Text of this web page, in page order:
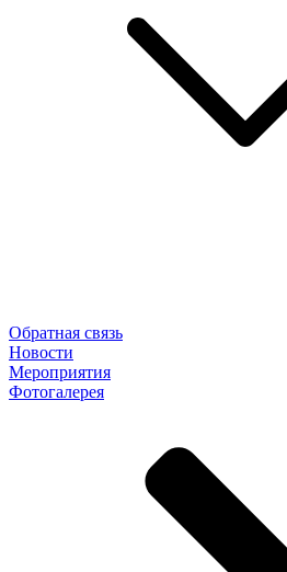
Обратная связь
Новости
Мероприятия
Фотогалерея